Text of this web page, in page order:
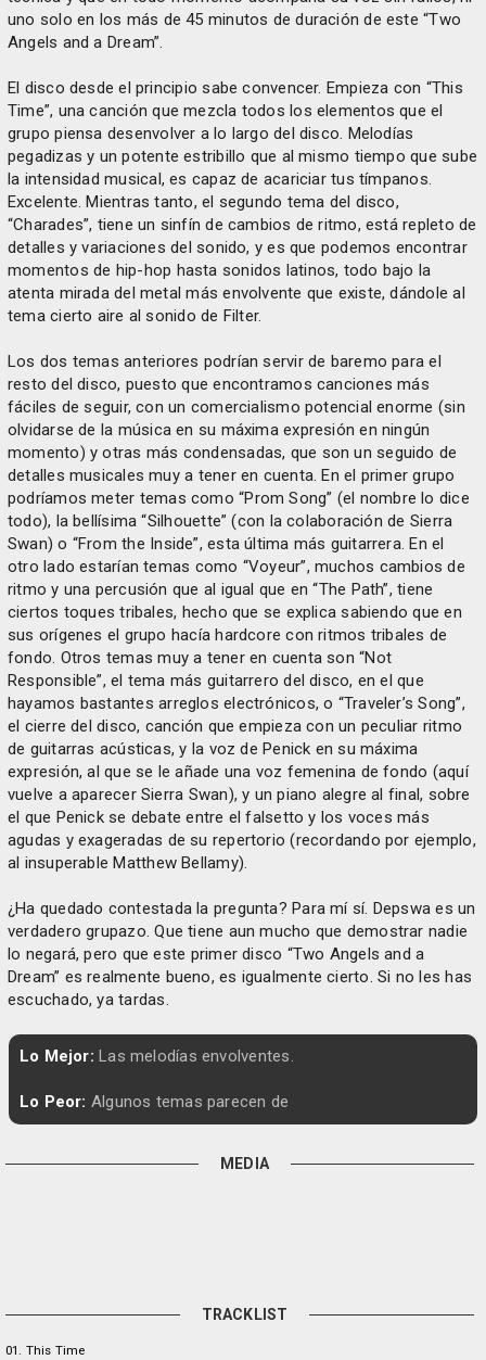
uno solo en los más de 45 minutos de duración de este “Two
Angels and a Dream”.
El disco desde el principio sabe convencer. Empieza con “This
Time”, una canción que mezcla todos los elementos que el
grupo piensa desenvolver a lo largo del disco. Melodías
pegadizas y un potente estribillo que al mismo tiempo que sube
la intensidad musical, es capaz de acariciar tus tímpanos.
Excelente. Mientras tanto, el segundo tema del disco,
“Charades”, tiene un sinfín de cambios de ritmo, está repleto de
detalles y variaciones del sonido, y es que podemos encontrar
momentos de hip-hop hasta sonidos latinos, todo bajo la
atenta mirada del metal más envolvente que existe, dándole al
tema cierto aire al sonido de Filter.
Los dos temas anteriores podrían servir de baremo para el
resto del disco, puesto que encontramos canciones más
fáciles de seguir, con un comercialismo potencial enorme (sin
olvidarse de la música en su máxima expresión en ningún
momento) y otras más condensadas, que son un seguido de
detalles musicales muy a tener en cuenta. En el primer grupo
podríamos meter temas como “Prom Song” (el nombre lo dice
todo), la bellísima “Silhouette” (con la colaboración de Sierra
Swan) o “From the Inside”, esta última más guitarrera. En el
otro lado estarían temas como “Voyeur”, muchos cambios de
ritmo y una percusión que al igual que en “The Path”, tiene
ciertos toques tribales, hecho que se explica sabiendo que en
sus orígenes el grupo hacía hardcore con ritmos tribales de
fondo. Otros temas muy a tener en cuenta son “Not
Responsible”, el tema más guitarrero del disco, en el que
hayamos bastantes arreglos electrónicos, o “Traveler’s Song”,
el cierre del disco, canción que empieza con un peculiar ritmo
de guitarras acústicas, y la voz de Penick en su máxima
expresión, al que se le añade una voz femenina de fondo (aquí
vuelve a aparecer Sierra Swan), y un piano alegre al final, sobre
el que Penick se debate entre el falsetto y los voces más
agudas y exageradas de su repertorio (recordando por ejemplo,
al insuperable Matthew Bellamy).
¿Ha quedado contestada la pregunta? Para mí sí. Depswa es un
verdadero grupazo. Que tiene aun mucho que demostrar nadie
lo negará, pero que este primer disco “Two Angels and a
Dream” es realmente bueno, es igualmente cierto. Si no les has
escuchado, ya tardas.
Lo Mejor: Las melodías envolventes.
Lo Peor: Algunos temas parecen de
MEDIA
TRACKLIST
01. This Time